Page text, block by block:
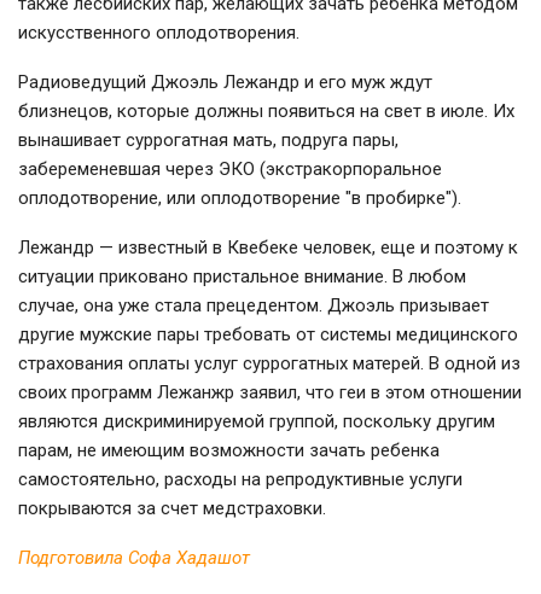
искусственного оплодотворения.
Радиоведущий Джоэль Лежандр и его муж ждут
близнецов, которые должны появиться на свет в июле. Их
вынашивает суррогатная мать, подруга пары,
забеременевшая через ЭКО (экстракорпоральное
оплодотворение, или оплодотворение "в пробирке").
Лежандр — известный в Квебеке человек, еще и поэтому к
ситуации приковано пристальное внимание. В любом
случае, она уже стала прецедентом. Джоэль призывает
другие мужские пары требовать от системы медицинского
страхования оплаты услуг суррогатных матерей. В одной из
своих программ Лежанжр заявил, что геи в этом отношении
являются дискриминируемой группой, поскольку другим
парам, не имеющим возможности зачать ребенка
самостоятельно, расходы на репродуктивные услуги
покрываются за счет медстраховки.
Подготовила Софа Хадашот